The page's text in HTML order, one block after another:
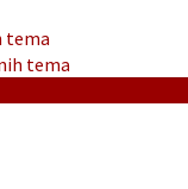
tema
tema